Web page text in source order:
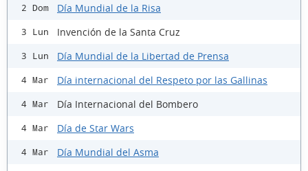
2 Dom Día Mundial de la Risa
3 Lun Invención de la Santa Cruz
3 Lun Día Mundial de la Libertad de Prensa
4 Mar Día internacional del Respeto por las Gallinas
4 Mar Día Internacional del Bombero
4 Mar Día de Star Wars
4 Mar Día Mundial del Asma